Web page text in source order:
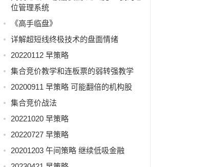
位管理系统
《高手临盘》
详解超短线终极技术的盘面情绪
20220112 早策略
集合竞价教学和连板票的弱转强教学
20200911 早策略 可能翻倍的机构股
集合竞价战法
20221020 早策略
20220727 早策略
20201203 午间策略 继续低吸金融